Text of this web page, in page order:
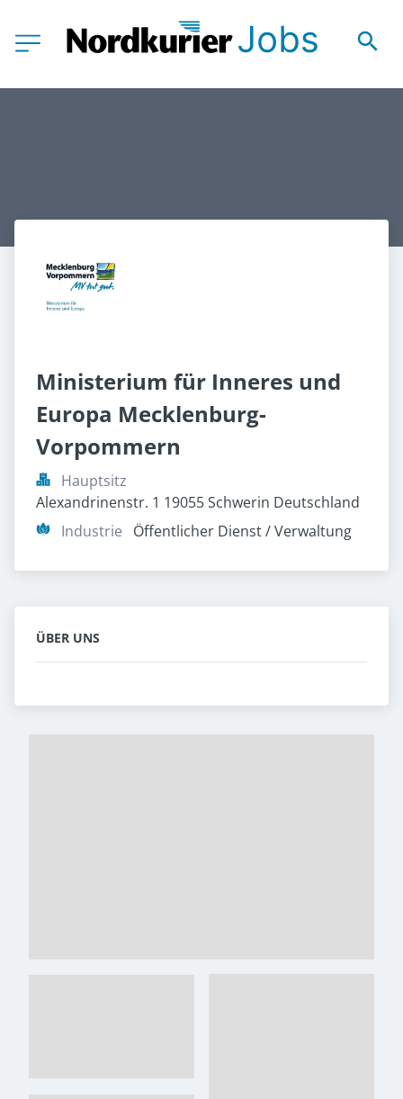
Ministerium für Inneres und
Europa Mecklenburg-
Vorpommern
Hauptsitz
Alexandrinenstr. 1 19055 Schwerin Deutschland
Industrie
Öffentlicher Dienst / Verwaltung
ÜBER UNS